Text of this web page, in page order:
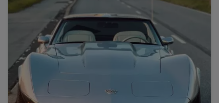
Tesla Chevrolet
Aston Martin